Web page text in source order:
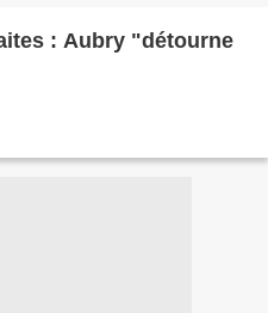
: Aubry "détourne